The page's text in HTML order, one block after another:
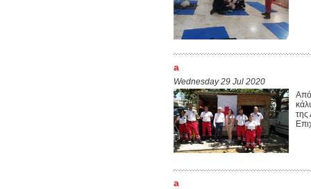
a
Wednesday 29 Jul 2020
Από
της
a